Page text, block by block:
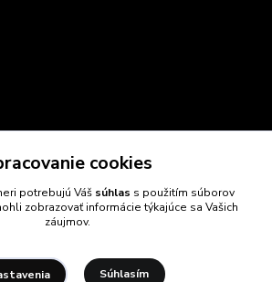
cookies
potrebujú Váš súhlas s použitím súborov
zobrazovať informácie týkajúce sa Vašich
záujmov.
Súhlasím